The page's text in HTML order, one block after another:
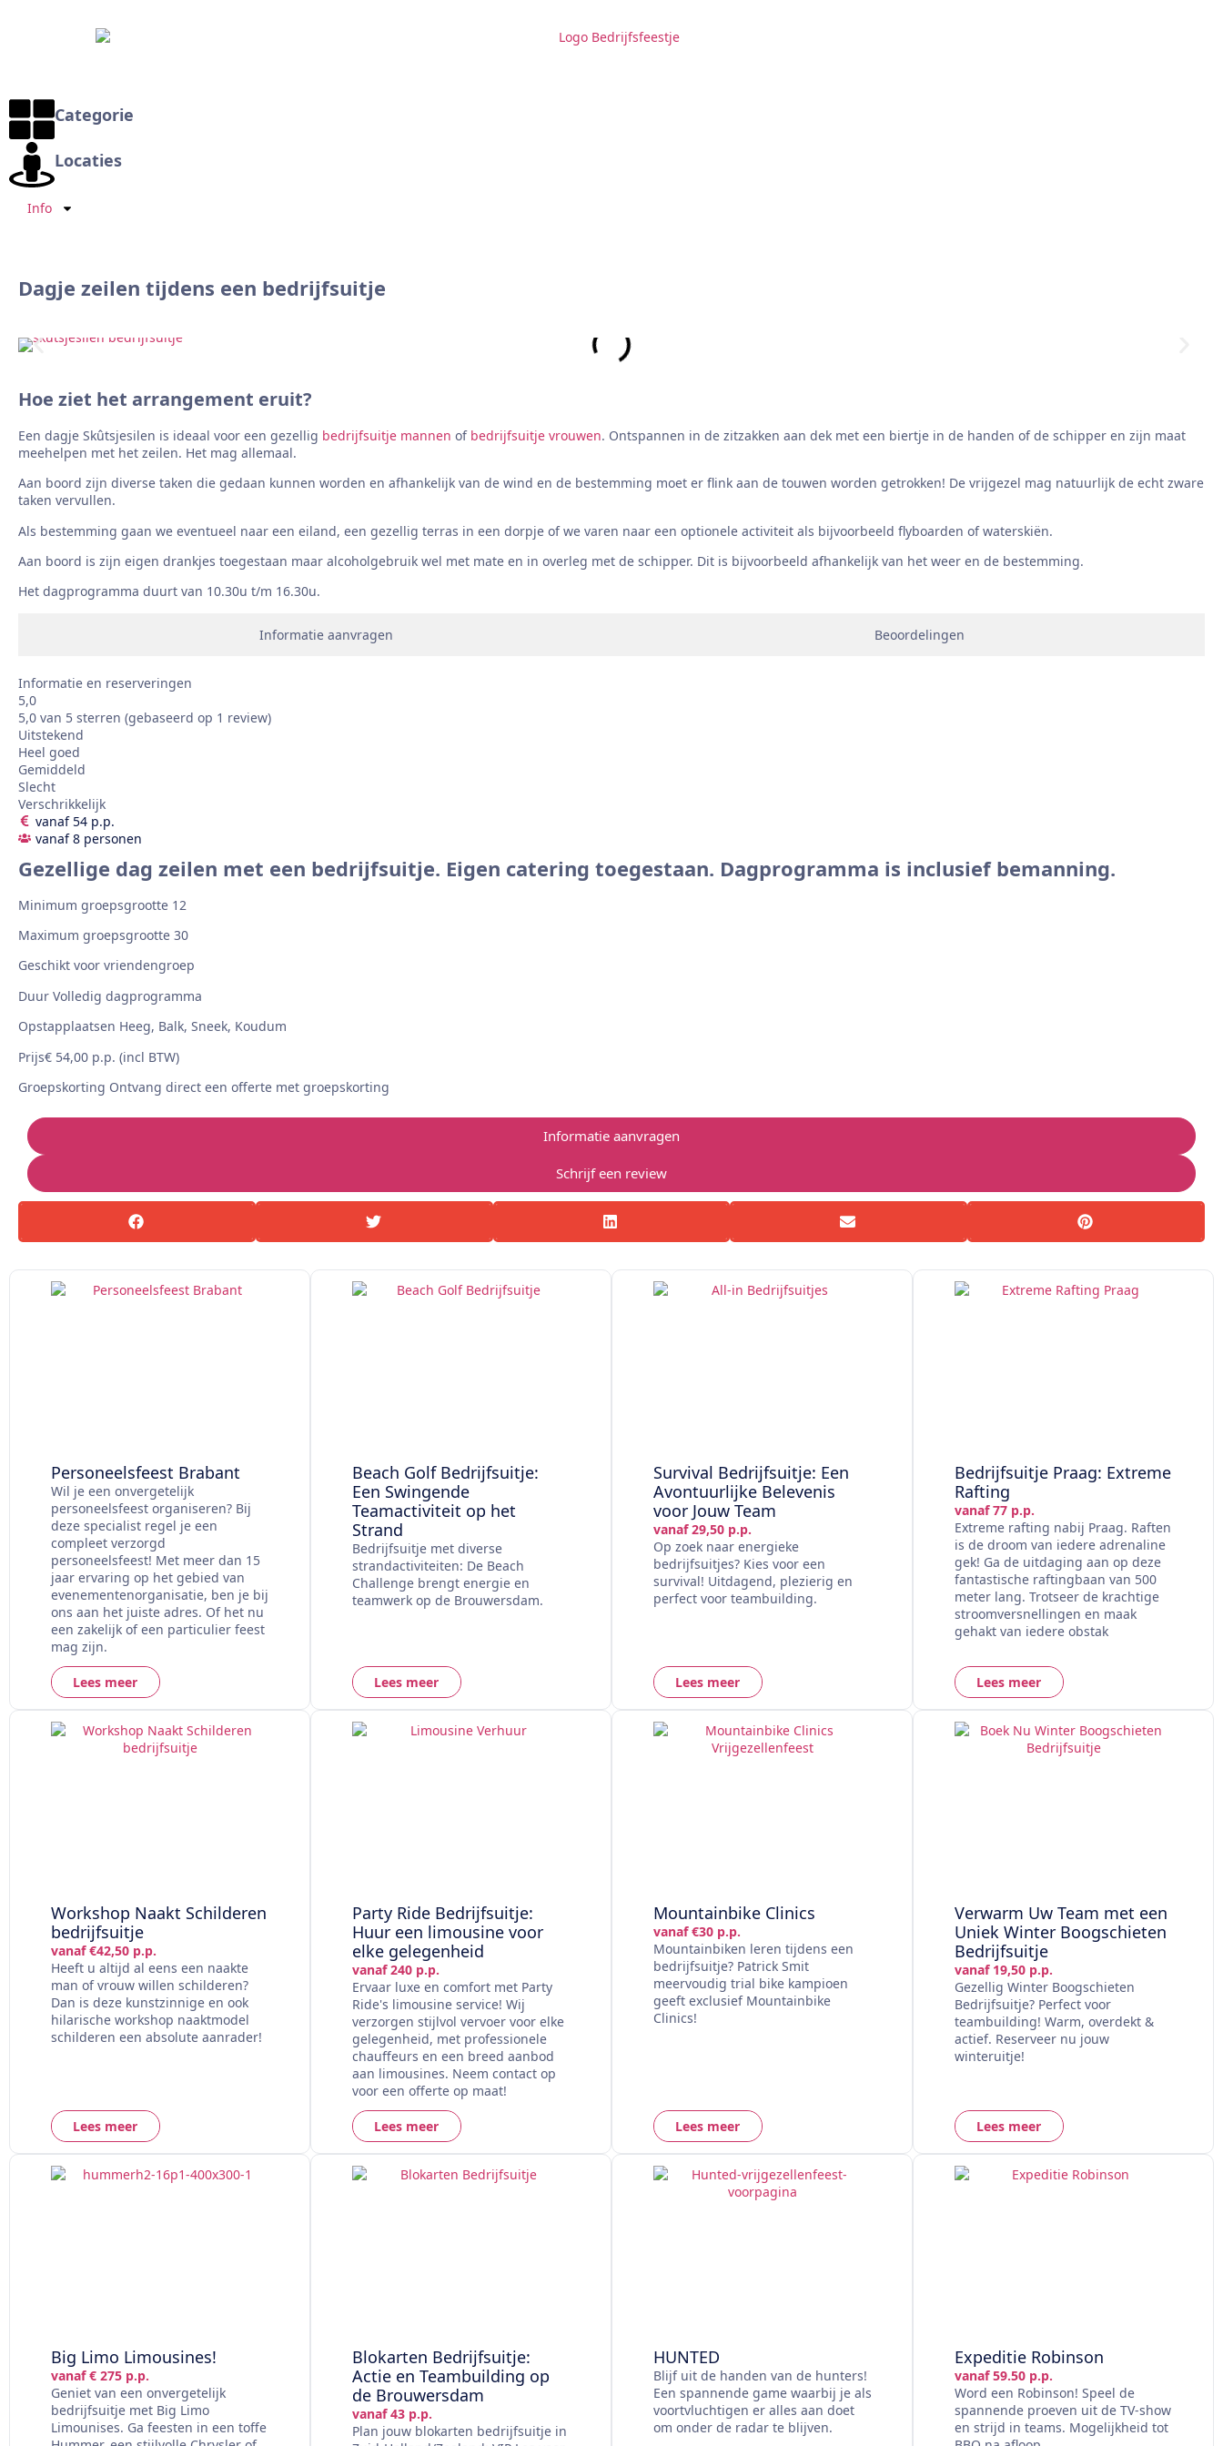
Categorie
Locaties
Info
Dagje zeilen tijdens een bedrijfsuitje
Hoe ziet het arrangement eruit?
Een dagje Skûtsjesilen is ideaal voor een gezellig bedrijfsuitje mannen of bedrijfsuitje vrouwen. Ontspannen in de zitzakken aan dek met een biertje in de handen of de schipper en zijn maat
meehelpen met het zeilen. Het mag allemaal.
Aan boord zijn diverse taken die gedaan kunnen worden en afhankelijk van de wind en de bestemming moet er flink aan de touwen worden getrokken! De vrijgezel mag natuurlijk de echt zware
taken vervullen.
Als bestemming gaan we eventueel naar een eiland, een gezellig terras in een dorpje of we varen naar een optionele activiteit als bijvoorbeeld flyboarden of waterskiën.
Aan boord is zijn eigen drankjes toegestaan maar alcoholgebruik wel met mate en in overleg met de schipper. Dit is bijvoorbeeld afhankelijk van het weer en de bestemming.
Het dagprogramma duurt van 10.30u t/m 16.30u.
Informatie aanvragen Beoordelingen
Informatie en reserveringen
5,0
5,0 van 5 sterren (gebaseerd op 1 review)
Uitstekend
Heel goed
Gemiddeld
Slecht
Verschrikkelijk
vanaf 54 p.p.
vanaf 8 personen
Gezellige dag zeilen met een bedrijfsuitje. Eigen catering toegestaan. Dagprogramma is inclusief bemanning.
Minimum groepsgrootte 12
Maximum groepsgrootte 30
Geschikt voor vriendengroep
Duur Volledig dagprogramma
Opstapplaatsen Heeg, Balk, Sneek, Koudum
Prijs€ 54,00 p.p. (incl BTW)
Groepskorting Ontvang direct een offerte met groepskorting
Informatie aanvragen
Schrijf een review
Personeelsfeest Brabant
Wil je een onvergetelijk
personeelsfeest organiseren? Bij
deze specialist regel je een
compleet verzorgd
personeelsfeest! Met meer dan 15
jaar ervaring op het gebied van
evenementenorganisatie, ben je bij
ons aan het juiste adres. Of het nu
een zakelijk of een particulier feest
mag zijn.
Lees meer
Beach Golf Bedrijfsuitje:
Een Swingende
Teamactiviteit op het
Strand
Bedrijfsuitje met diverse
strandactiviteiten: De Beach
Challenge brengt energie en
teamwerk op de Brouwersdam.
Lees meer
Survival Bedrijfsuitje: Een
Avontuurlijke Belevenis
voor Jouw Team
vanaf 29,50 p.p.
Op zoek naar energieke
bedrijfsuitjes? Kies voor een
survival! Uitdagend, plezierig en
perfect voor teambuilding.
Lees meer
Bedrijfsuitje Praag: Extreme
Rafting
vanaf 77 p.p.
Extreme rafting nabij Praag. Raften
is de droom van iedere adrenaline
gek! Ga de uitdaging aan op deze
fantastische raftingbaan van 500
meter lang. Trotseer de krachtige
stroomversnellingen en maak
gehakt van iedere obstak
Lees meer
Workshop Naakt Schilderen
bedrijfsuitje
vanaf €42,50 p.p.
Heeft u altijd al eens een naakte
man of vrouw willen schilderen?
Dan is deze kunstzinnige en ook
hilarische workshop naaktmodel
schilderen een absolute aanrader!
Lees meer
Party Ride Bedrijfsuitje:
Huur een limousine voor
elke gelegenheid
vanaf 240 p.p.
Ervaar luxe en comfort met Party
Ride's limousine service! Wij
verzorgen stijlvol vervoer voor elke
gelegenheid, met professionele
chauffeurs en een breed aanbod
aan limousines. Neem contact op
voor een offerte op maat!
Lees meer
Mountainbike Clinics
vanaf €30 p.p.
Mountainbiken leren tijdens een
bedrijfsuitje? Patrick Smit
meervoudig trial bike kampioen
geeft exclusief Mountainbike
Clinics!
Lees meer
Verwarm Uw Team met een
Uniek Winter Boogschieten
Bedrijfsuitje
vanaf 19,50 p.p.
Gezellig Winter Boogschieten
Bedrijfsuitje? Perfect voor
teambuilding! Warm, overdekt &
actief. Reserveer nu jouw
winteruitje!
Lees meer
Big Limo Limousines!
vanaf € 275 p.p.
Geniet van een onvergetelijk
bedrijfsuitje met Big Limo
Limounises. Ga feesten in een toffe
Blokarten Bedrijfsuitje:
Actie en Teambuilding op
de Brouwersdam
vanaf 43 p.p.
Plan jouw blokarten bedrijfsuitje in
HUNTED
Blijf uit de handen van de hunters!
Een spannende game waarbij je als
voortvluchtigen er alles aan doet
om onder de radar te blijven.
Expeditie Robinson
vanaf 59.50 p.p.
Word een Robinson! Speel de
spannende proeven uit de TV-show
en strijd in teams. Mogelijkheid tot